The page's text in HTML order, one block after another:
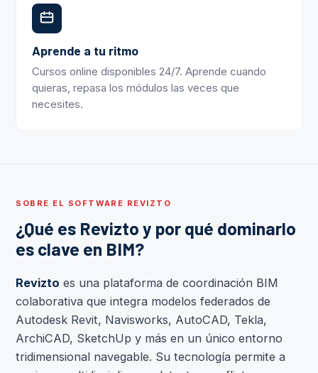
Aprende a tu ritmo
Cursos online disponibles 24/7. Aprende cuando
quieras, repasa los módulos las veces que
necesites.
SOBRE EL SOFTWARE REVIZTO
¿Qué es Revizto y por qué dominarlo
es clave en BIM?
Revizto es una plataforma de coordinación BIM
colaborativa que integra modelos federados de
Autodesk Revit, Navisworks, AutoCAD, Tekla,
ArchiCAD, SketchUp y más en un único entorno
tridimensional navegable. Su tecnología permite a